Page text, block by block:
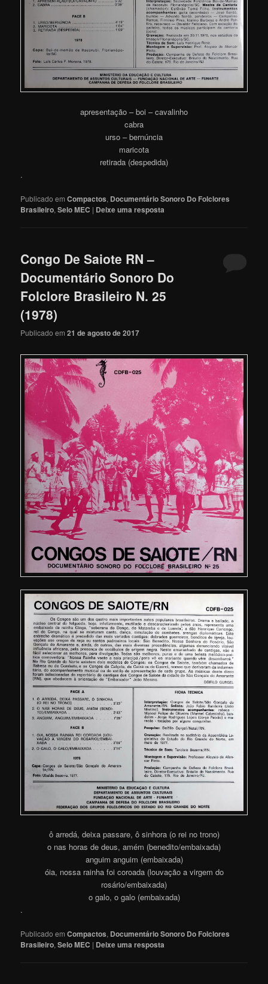
apresentação – boi – cavalinho
cabra
urso – bernúncia
maricota
retirada (despedida)
.
Publicado em Compactos, Documentário Sonoro Do Folclores
Brasileiro,Selo MEC | Deixe uma resposta
Congo De Saiote RN –
Documentário Sonoro Do
Folclore Brasileiro N. 25
(1978)
Publicado em21 de agosto de 2017
ô arredá, deixa passare, ô sinhora (o rei no trono)
o nas horas de deus, amém (benedito/embaixada)
anguim anguim (embaixada)
óia, nossa rainha foi coroada (louvação a virgem do
rosário/embaixada)
o galo, o galo (embaixada)
.
Publicado em Compactos, Documentário Sonoro Do Folclores
Brasileiro,Selo MEC | Deixe uma resposta